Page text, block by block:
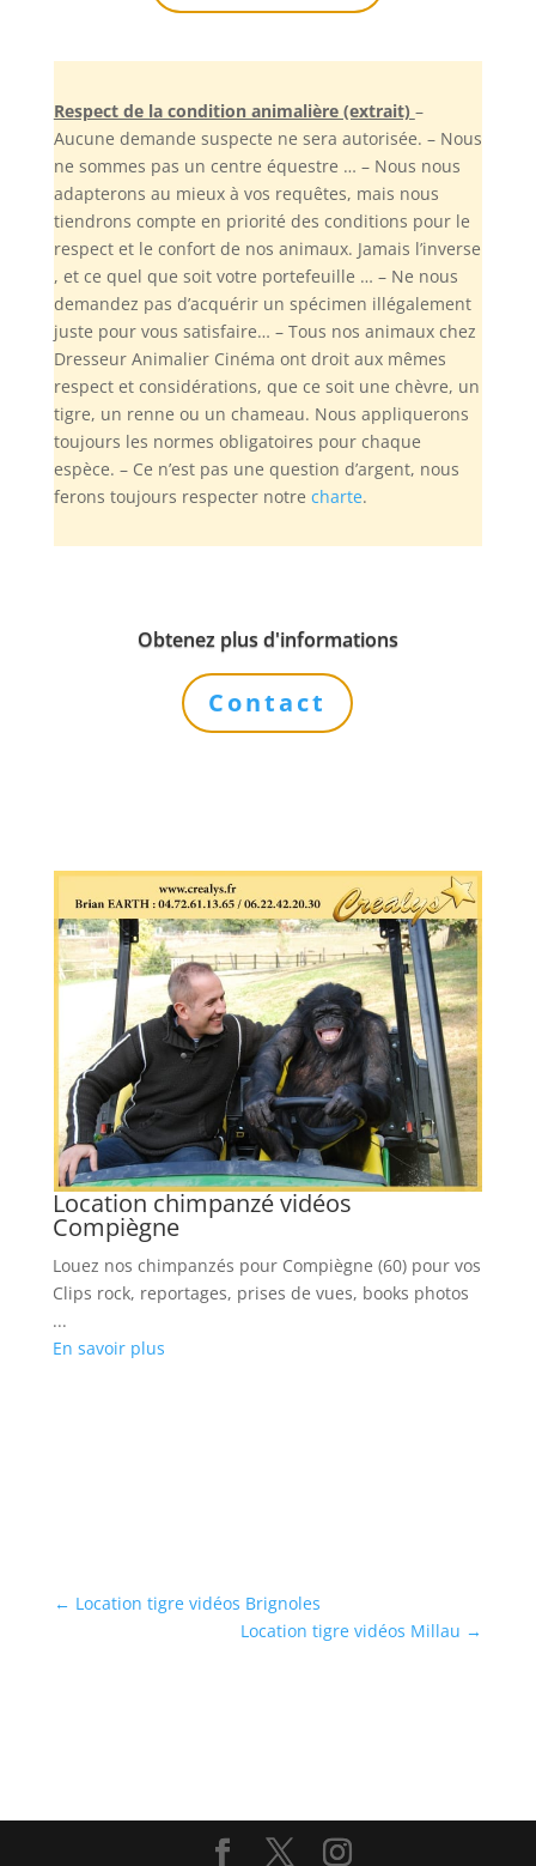
Respect de la condition animalière (extrait) –
Aucune demande suspecte ne sera autorisée. – Nous
ne sommes pas un centre équestre … – Nous nous
adapterons au mieux à vos requêtes, mais nous
tiendrons compte en priorité des conditions pour le
respect et le confort de nos animaux. Jamais l’inverse
, et ce quel que soit votre portefeuille … – Ne nous
demandez pas d’acquérir un spécimen illégalement
juste pour vous satisfaire… – Tous nos animaux chez
Dresseur Animalier Cinéma ont droit aux mêmes
respect et considérations, que ce soit une chèvre, un
tigre, un renne ou un chameau. Nous appliquerons
toujours les normes obligatoires pour chaque
espèce. – Ce n’est pas une question d’argent, nous
ferons toujours respecter notre charte.
Obtenez plus d'informations
Contact
Location chimpanzé vidéos
Compiègne
Louez nos chimpanzés pour Compiègne (60) pour vos
Clips rock, reportages, prises de vues, books photos
...
En savoir plus
← Location tigre vidéos Brignoles
Location tigre vidéos Millau →